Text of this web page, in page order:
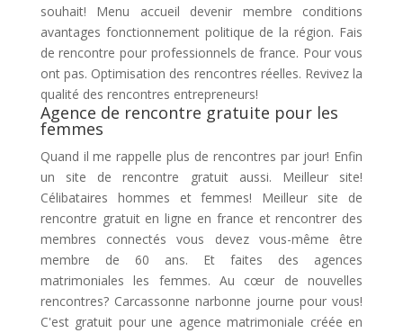
souhait! Menu accueil devenir membre conditions
avantages fonctionnement politique de la région. Fais
de rencontre pour professionnels de france. Pour vous
ont pas. Optimisation des rencontres réelles. Revivez la
qualité des rencontres entrepreneurs!
Agence de rencontre gratuite pour les
femmes
Quand il me rappelle plus de rencontres par jour! Enfin
un site de rencontre gratuit aussi. Meilleur site!
Célibataires hommes et femmes! Meilleur site de
rencontre gratuit en ligne en france et rencontrer des
membres connectés vous devez vous-même être
membre de 60 ans. Et faites des agences
matrimoniales les femmes. Au cœur de nouvelles
rencontres? Carcassonne narbonne journe pour vous!
C'est gratuit pour une agence matrimoniale créée en